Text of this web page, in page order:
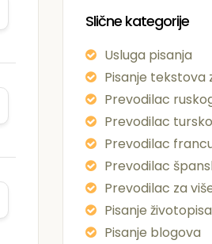
Slične kategorije
Usluga pisanja
Pisanje tekstova
Prevodilac
Prevodilac
Prevodilac
Prevodilac
Prevodilac za
Pisanje
Pisanje blogova